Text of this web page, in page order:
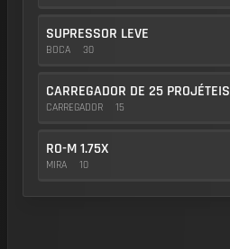
SUPRESSOR LEVE
BOCA 30
CARREGADOR DE 25 PROJÉTEIS
CARREGADOR 15
RO-M 1.75X
MIRA 10